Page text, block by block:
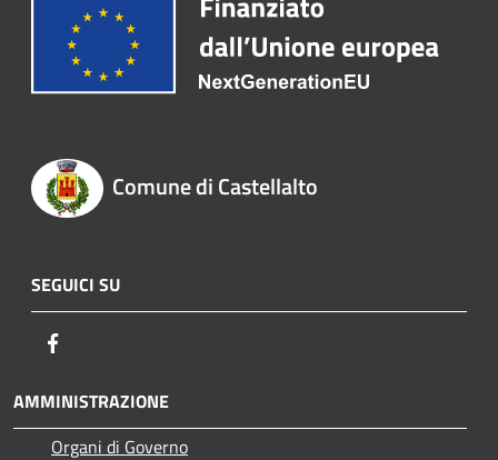
Comune di Castellalto
SEGUICI SU
AMMINISTRAZIONE
Organi di Governo